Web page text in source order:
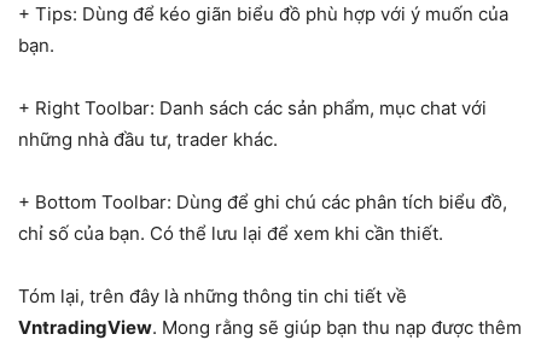
+ Tips: Dùng để kéo giãn biểu đồ phù hợp với ý muốn của
bạn.
+ Right Toolbar: Danh sách các sản phẩm, mục chat với
những nhà đầu tư, trader khác.
+ Bottom Toolbar: Dùng để ghi chú các phân tích biểu đồ,
chỉ số của bạn. Có thể lưu lại để xem khi cần thiết.
Tóm lại, trên đây là những thông tin chi tiết về
VntradingView. Mong rằng sẽ giúp bạn thu nạp được thêm